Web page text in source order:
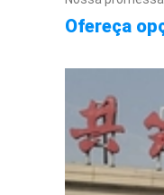
Ofereça